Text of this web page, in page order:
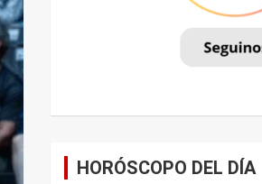
HORÓSCOPO DEL DÍA